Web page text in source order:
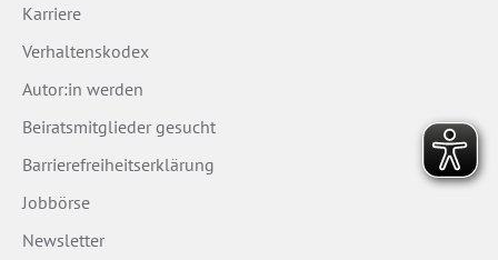
Karriere
Verhaltenskodex
Autor:in werden
Beiratsmitglieder gesucht
Barrierefreiheitserklärung
Jobbörse
Newsletter